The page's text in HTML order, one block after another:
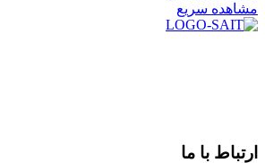
مشاهده سریع
ارتباط با ما